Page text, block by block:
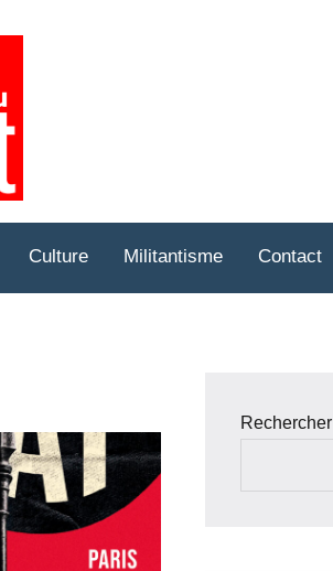
Culture Militantisme Contact
Rechercher